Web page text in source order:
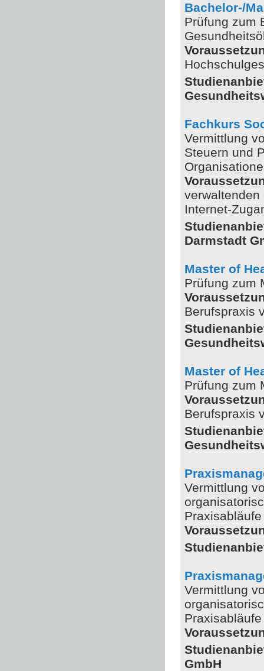
Bachelor-/
Prüfung zum
Fachkurs
Vermittlung
Steuern und
verwaltenden
Internet-
Darmstadt
Master of
Prüfung zum
Berufspraxis
Master of
Prüfung zum
Berufspraxis
Vermittlung
Praxisabläufe
Vermittlung
Praxisabläufe
GmbH